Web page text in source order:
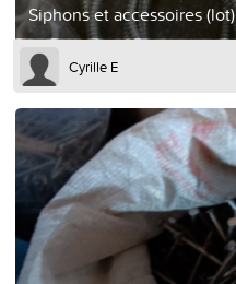
Siphons et accessoires (lot)
Cyrille E